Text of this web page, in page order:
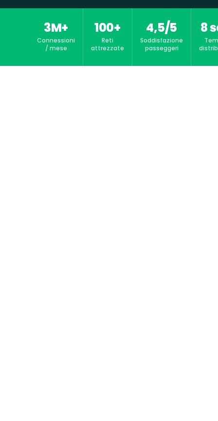
3M+
Connessioni
/ mese
100+
Reti
attrezzate
4,5/5
Soddisfazione
passeggeri
8